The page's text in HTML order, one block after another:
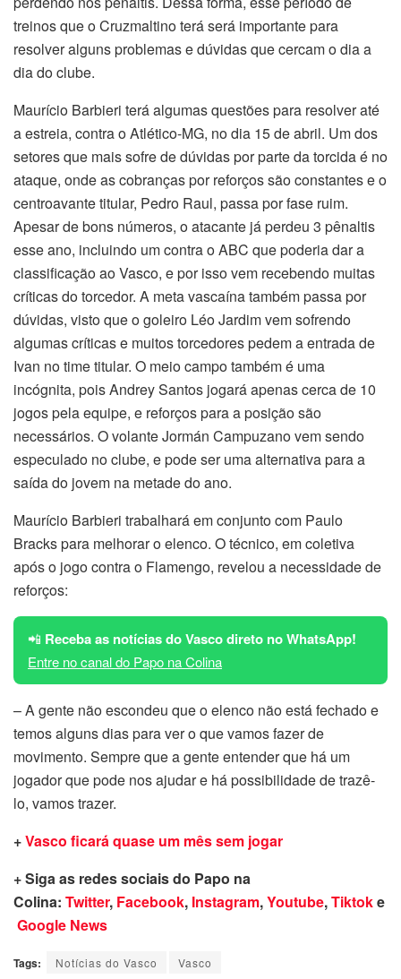
treinos que o Cruzmaltino terá será importante para
resolver alguns problemas e dúvidas que cercam o dia a
dia do clube.
Maurício Barbieri terá algumas questões para resolver até
a estreia, contra o Atlético-MG, no dia 15 de abril. Um dos
setores que mais sofre de dúvidas por parte da torcida é no
ataque, onde as cobranças por reforços são constantes e o
centroavante titular, Pedro Raul, passa por fase ruim.
Apesar de bons números, o atacante já perdeu 3 pênaltis
esse ano, incluindo um contra o ABC que poderia dar a
classificação ao Vasco, e por isso vem recebendo muitas
críticas do torcedor. A meta vascaína também passa por
dúvidas, visto que o goleiro Léo Jardim vem sofrendo
algumas críticas e muitos torcedores pedem a entrada de
Ivan no time titular. O meio campo também é uma
incógnita, pois Andrey Santos jogará apenas cerca de 10
jogos pela equipe, e reforços para a posição são
necessários. O volante Jormán Campuzano vem sendo
especulado no clube, e pode ser uma alternativa para a
saída do jovem na metade do ano.
Maurício Barbieri trabalhará em conjunto com Paulo
Bracks para melhorar o elenco. O técnico, em coletiva
após o jogo contra o Flamengo, revelou a necessidade de
reforços:
📲 Receba as notícias do Vasco direto no WhatsApp!
Entre no canal do Papo na Colina
– A gente não escondeu que o elenco não está fechado e
temos alguns dias para ver o que vamos fazer de
movimento. Sempre que a gente entender que há um
jogador que pode nos ajudar e há possibilidade de trazê-
lo, vamos trazer.
+Vasco ficará quase um mês sem jogar
+ Siga as redes sociais do Papo na
Colina: Twitter, Facebook, Instagram,Youtube,Tiktoke
Google News
Tags: Notícias do Vasco Vasco